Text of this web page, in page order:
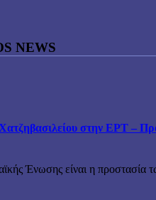
NEWS
στην ΕΡΤ –
Ένωσης είναι η